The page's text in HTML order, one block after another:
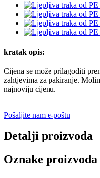
kratak opis:
Cijena se može prilagoditi
zahtjevima za pakiranje.
najnoviju cijenu.
Pošaljite nam e-poštu
Detalji proizvoda
Oznake proizvoda